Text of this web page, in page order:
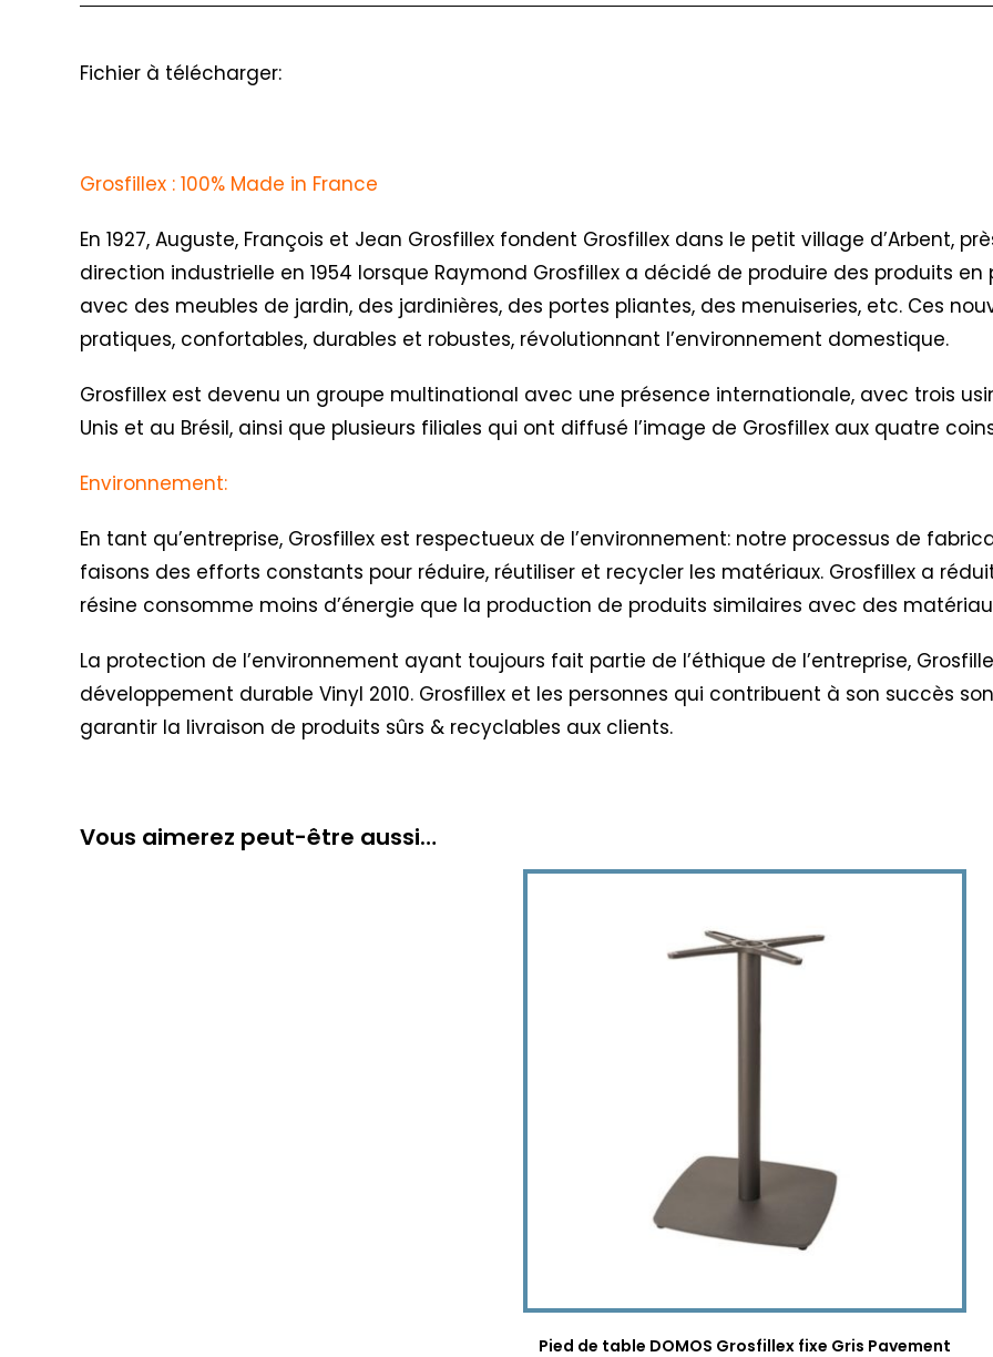
Fichier à télécharger:
Grosfillex : 100% Made in France
En 1927, Auguste, François et Jean Grosfillex fondent Grosfillex dans le petit village d’Arbent,
direction industrielle en 1954 lorsque Raymond Grosfillex a décidé de produire des produits
avec des meubles de jardin, des jardinières, des portes pliantes, des menuiseries, etc. Ces
pratiques, confortables, durables et robustes, révolutionnant l’environnement domestique.
Grosfillex est devenu un groupe multinational avec une présence internationale, avec trois
Unis et au Brésil, ainsi que plusieurs filiales qui ont diffusé l’image de Grosfillex aux quatre
Environnement:
En tant qu’entreprise, Grosfillex est respectueux de l’environnement: notre processus de
faisons des efforts constants pour réduire, réutiliser et recycler les matériaux. Grosfillex a
résine consomme moins d’énergie que la production de produits similaires avec des
La protection de l’environnement ayant toujours fait partie de l’éthique de l’entreprise,
développement durable Vinyl 2010. Grosfillex et les personnes qui contribuent à son succès
garantir la livraison de produits sûrs & recyclables aux clients.
Vous aimerez peut-être aussi…
Pied de table DOMOS Grosfillex fixe Gris Pavement